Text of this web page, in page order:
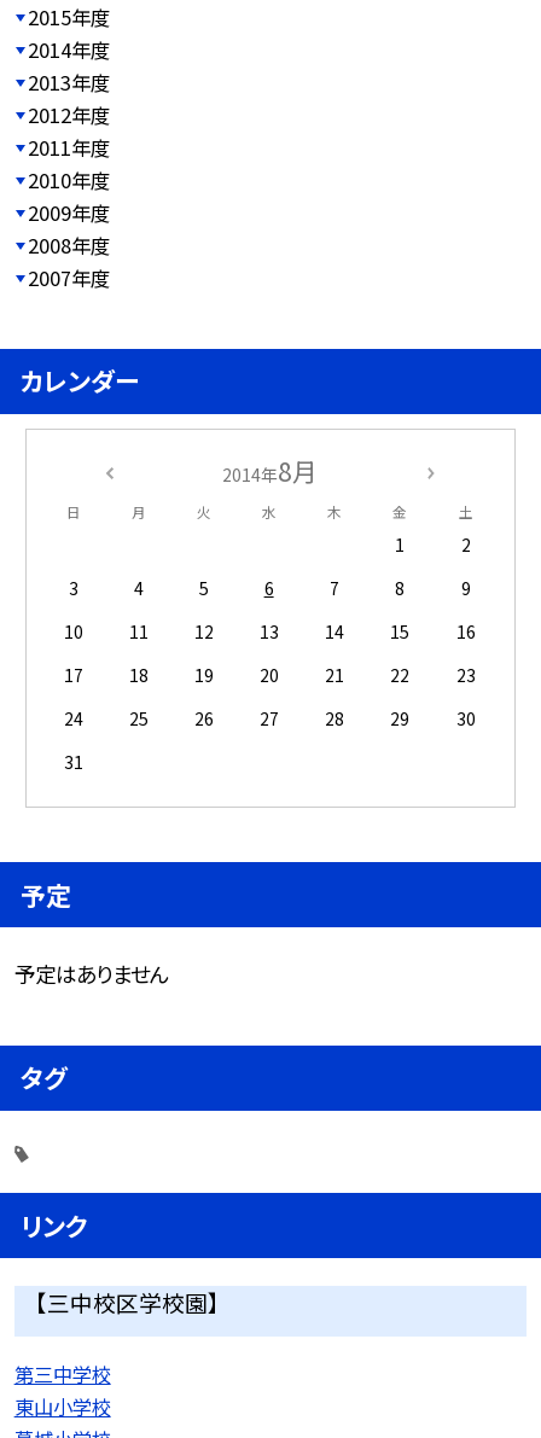
2015年度
2014年度
2013年度
2012年度
2011年度
2010年度
2009年度
2008年度
2007年度
カレンダー
2014年8月
日 月 火 水 木 金 土
1
2
3
4 5 6 7 8
9
10
11 12 13 14 15
16
17
18 19 20 21 22
23
24
25 26 27 28 29
30
31
予定
予定はありません
タグ
リンク
【三中校区学校園】
第三中学校
東山小学校